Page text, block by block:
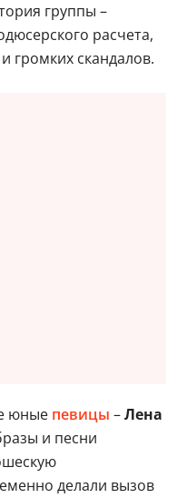
группы –
расчета,
громких скандалов.
юные певицы –Лена
и песни
делали вызов